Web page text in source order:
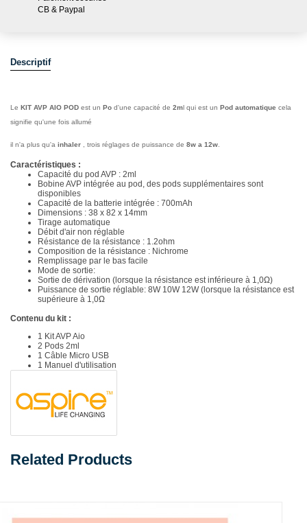
CB & Paypal
Descriptif
Le KIT AVP AIO POD est un Po d'une capacité de 2ml qui est un Pod automatique cela
signifie qu'une fois allumé
il n'a plus qu'a inhaler , trois réglages de puissance de 8w a 12w.
Caractéristiques :
Capacité du pod AVP : 2ml
Bobine AVP intégrée au pod, des pods supplémentaires sont
disponibles
Capacité de la batterie intégrée : 700mAh
Dimensions : 38 x 82 x 14mm
Tirage automatique
Débit d'air non réglable
Résistance de la résistance : 1.2ohm
Composition de la résistance : Nichrome
Remplissage par le bas facile
Mode de sortie:
Sortie de dérivation (lorsque la résistance est inférieure à 1,0Ω)
Puissance de sortie réglable: 8W 10W 12W (lorsque la résistance est
supérieure à 1,0Ω
Contenu du kit :
1 Kit AVP Aio
2 Pods 2ml
1 Câble Micro USB
1 Manuel d'utilisation
Related Products